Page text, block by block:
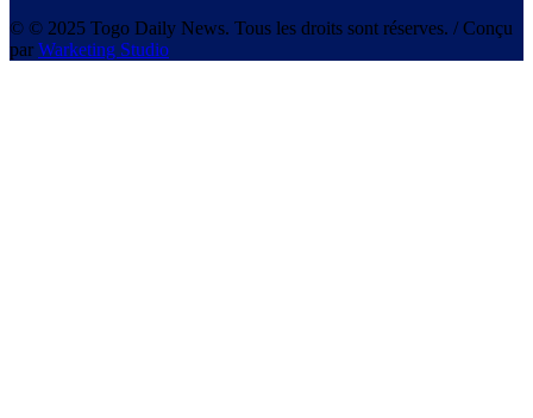
© © 2025 Togo Daily News. Tous les droits sont réserves. / Conçu
par Warketing Studio